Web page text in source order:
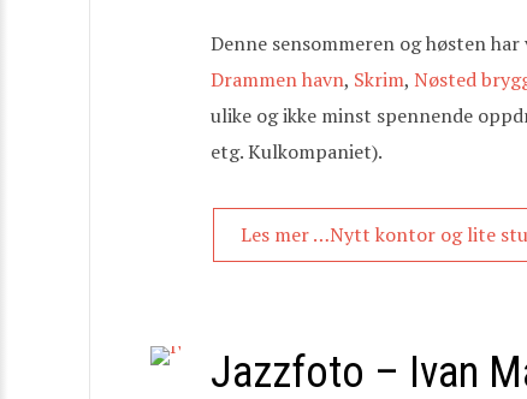
Denne sensommeren og høsten
Drammen havn, Skrim, Nøsted
ulike og ikke minst spennende
etg. Kulkompaniet).
Les mer …Nytt kontor og lite
Jazzfoto – Ivan